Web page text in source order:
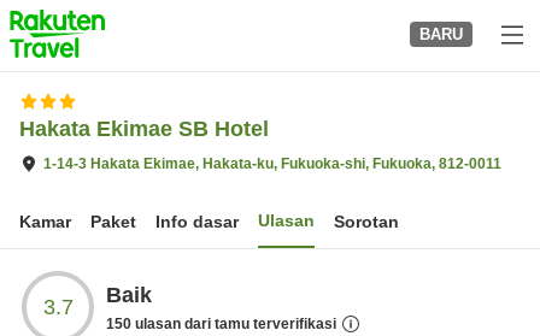
to
top
page
BARU
Hakata Ekimae SB Hotel
1-14-3 Hakata Ekimae, Hakata-ku, Fukuoka-shi, Fukuoka, 812-0011
Kamar Paket Info dasar Ulasan Sorotan
3.7 Baik
150 ulasan dari tamu terverifikasi